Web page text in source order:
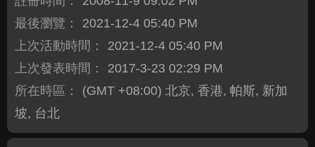
最後瀏覽：
2021-12-4 05:40 PM
上次活動時間：
2021-12-4 05:40 PM
上次發表時間：
2017-3-23 02:29 PM
所在時區：
(GMT +08:00) 北京, 香港, 帕斯, 新加
坡, 台北